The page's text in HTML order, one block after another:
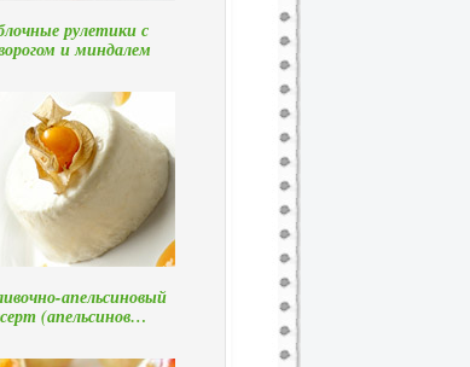
рулетики с
и миндалем
апельсиновый
(апельсинов…